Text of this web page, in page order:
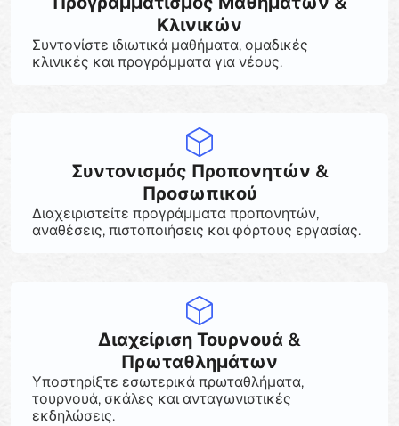
Κλινικών
Συντονίστε ιδιωτικά μαθήματα, ομαδικές
κλινικές και προγράμματα για νέους.
Συντονισμός Προπονητών &
Προσωπικού
Διαχειριστείτε προγράμματα προπονητών,
αναθέσεις, πιστοποιήσεις και φόρτους εργασίας.
Διαχείριση Τουρνουά &
Πρωταθλημάτων
Υποστηρίξτε εσωτερικά πρωταθλήματα,
τουρνουά, σκάλες και ανταγωνιστικές
εκδηλώσεις.